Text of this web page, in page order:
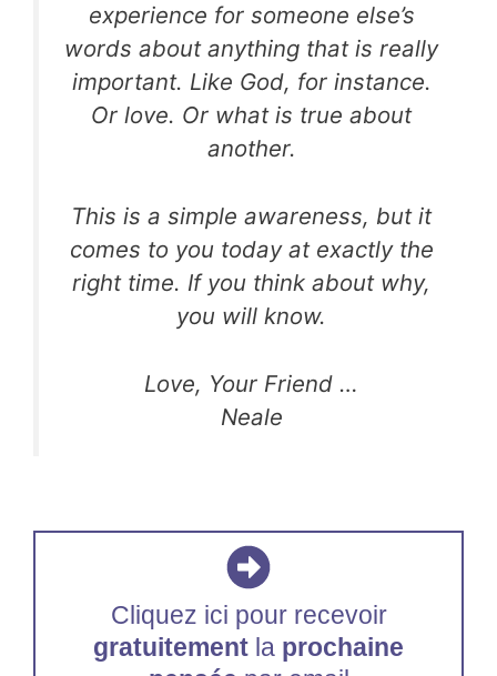
experience for someone else’s
words about anything that is really
important. Like God, for instance.
Or love. Or what is true about
another.
This is a simple awareness, but it
comes to you today at exactly the
right time. If you think about why,
you will know.
Love, Your Friend …
Neale
Cliquez ici pour recevoir
gratuitement la prochaine